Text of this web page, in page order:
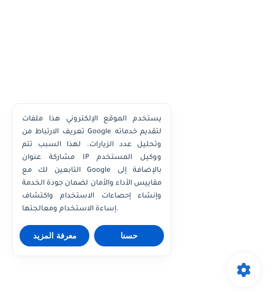
يستخدم الموقع الإلكتروني هذا ملفات
تعريف الارتباط من Google لتقديم خدماته
وتحليل عدد الزيارات. لهذا السبب تتم
مشاركة عنوان IP ووكيل المستخدم
التابعين لك مع Google بالإضافة إلى
مقاييس الأداء والأمان لضمان جودة الخدمة
وإنشاء إحصاءات الاستخدام واكتشاف
إساءة الاستخدام ومعالجتها.
معرفة المزيد حسنا